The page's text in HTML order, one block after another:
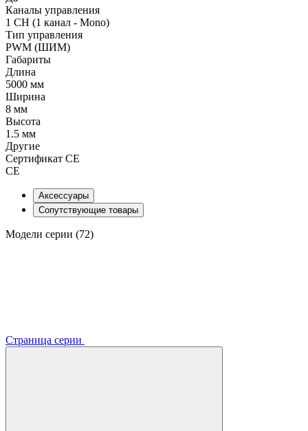
Каналы управления
1 CH (1 канал - Mono)
Тип управления
PWM (ШИМ)
Габариты
Длина
5000 мм
Ширина
8 мм
Высота
1.5 мм
Другие
Сертификат CE
CE
Аксессуары
Сопутствующие товары
Модели серии (72)
Страница серии